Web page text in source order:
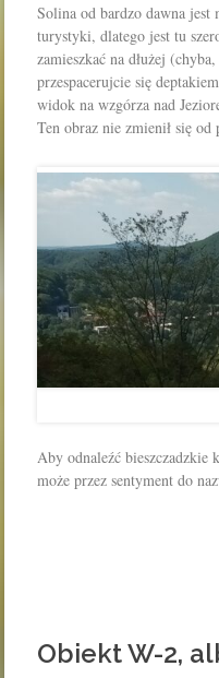
Solina od bardzo dawna jest
turystyki, dlatego jest tu
zamieszkać na dłużej
przespacerujcie się
widok na wzgórza nad
Ten obraz nie zmienił się
Aby odnaleźć
może przez sentyment do
Obiekt W-2,